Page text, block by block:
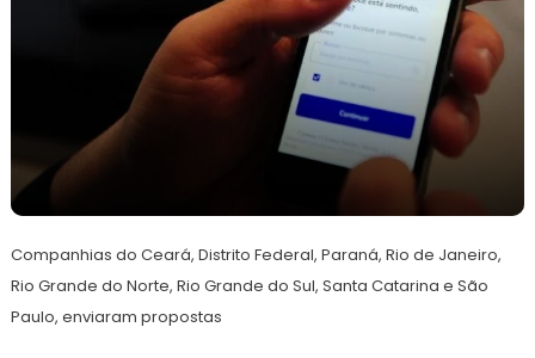
julho
de
Companhias do Ceará, Distrito Federal, Paraná, Rio de Janeiro,
Rio Grande do Norte, Rio Grande do Sul, Santa Catarina e São
Paulo, enviaram propostas